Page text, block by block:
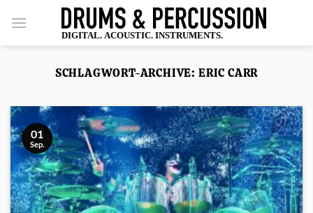
Inhalt
springen
SCHLAGWORT-ARCHIVE: ERIC CARR
01
Sep.